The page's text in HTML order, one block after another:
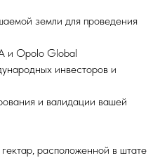
земли для проведения
и Opolo Global
инвесторов и
и валидации вашей
расположенной в штате